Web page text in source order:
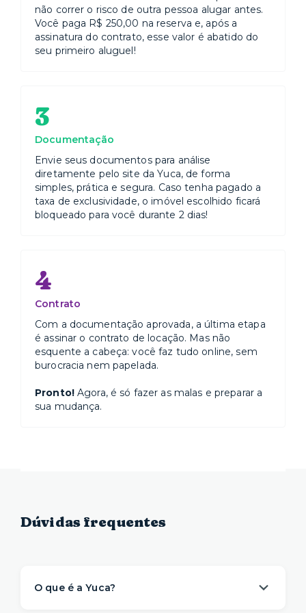
não correr o risco de outra pessoa alugar antes.
Você paga R$ 250,00 na reserva e, após a
assinatura do contrato, esse valor é abatido do
seu primeiro aluguel!
3
Documentação
Envie seus documentos para análise
diretamente pelo site da Yuca, de forma
simples, prática e segura. Caso tenha pagado a
taxa de exclusividade, o imóvel escolhido ficará
bloqueado para você durante 2 dias!
4
Contrato
Com a documentação aprovada, a última etapa
é assinar o contrato de locação. Mas não
esquente a cabeça: você faz tudo online, sem
burocracia nem papelada.
Pronto!Agora, é só fazer as malas e preparar a
sua mudança.
Dúvidas frequentes
O que é a Yuca?